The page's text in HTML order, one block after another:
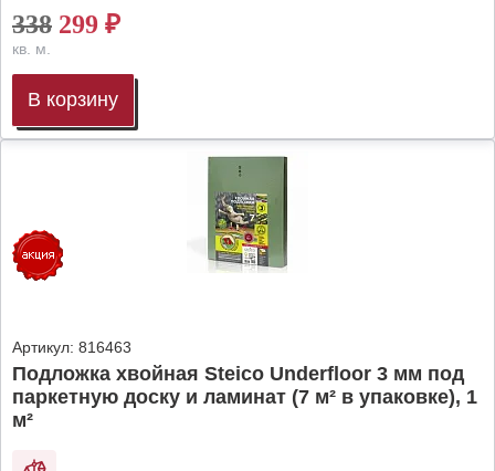
338 299 ₽
кв. м.
В корзину
Артикул: 816463
Подложка хвойная Steico Underfloor 3 мм под
паркетную доску и ламинат (7 м² в упаковке), 1
м²